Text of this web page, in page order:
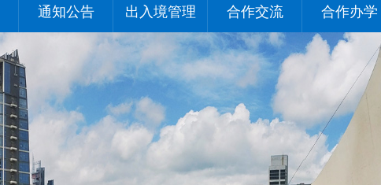
通知公告 出入境管理 合作交流 合作办学